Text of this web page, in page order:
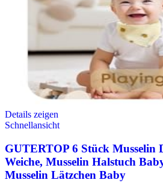
Details zeigen
Schnellansicht
GUTERTOP 6 Stück Musselin
Weiche, Musselin Halstuch
Musselin Lätzchen Baby